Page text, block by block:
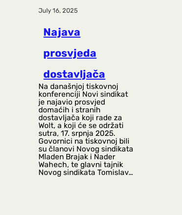
July 16, 2025
Najava
prosvjeda
dostavljača
Na današnjoj tiskovnoj
konferenciji Novi sindikat
je najavio prosvjed
domaćih i stranih
dostavljača koji rade za
Wolt, a koji će se održati
sutra, 17. srpnja 2025.
Govornici na tiskovnoj bili
su članovi Novog sindikata
Mladen Brajak i Nader
Wahech, te glavni tajnik
Novog sindikata Tomislav…